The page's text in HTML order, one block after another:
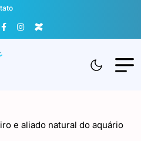
e aliado natural do aquário